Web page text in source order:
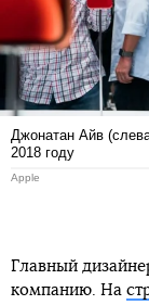
Джонатан Айв
2018 году
Apple
Главный
компанию. На